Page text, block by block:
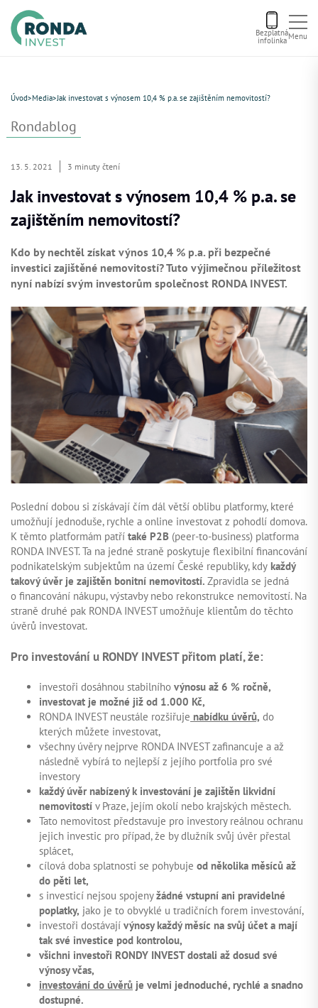
Letní bonus
Aktuální nabídka
O nás
Financování
Kontakt
ZAČÍT INVESTOVAT
PŘIHLÁSIT
Bezplatná
infolinka Menu
Úvod>Media>Jak investovat s výnosem 10,4 % p.a. se zajištěním nemovitostí?
Rondablog
13. 5. 2021 3 minuty čtení
Jak investovat s výnosem 10,4 % p.a. se
zajištěním nemovitostí?
Kdo by nechtěl získat výnos 10,4 % p.a. při bezpečné
investici zajištěné nemovitostí? Tuto výjimečnou příležitost
nyní nabízí svým investorům společnost RONDA INVEST.
Poslední dobou si získávají čím dál větší oblibu platformy, které
umožňují jednoduše, rychle a online investovat z pohodlí domova.
K těmto platformám patří také P2B (peer-to-business) platforma
RONDA INVEST. Ta na jedné straně poskytuje flexibilní financování
podnikatelským subjektům na území České republiky, kdy každý
takový úvěr je zajištěn bonitní nemovitostí. Zpravidla se jedná
o financování nákupu, výstavby nebo rekonstrukce nemovitostí. Na
straně druhé pak RONDA INVEST umožňuje klientům do těchto
úvěrů investovat.
Pro investování u RONDY INVEST přitom platí, že:
investoři dosáhnou stabilního výnosu až 6 % ročně,
investovat je možné již od 1.000 Kč,
RONDA INVEST neustále rozšiřuje nabídku úvěrů, do
kterých můžete investovat,
všechny úvěry nejprve RONDA INVEST zafinancuje a až
následně vybírá to nejlepší z jejího portfolia pro své
investory
každý úvěr nabízený k investování je zajištěn likvidní
nemovitostí v Praze, jejím okolí nebo krajských městech.
Tato nemovitost představuje pro investory reálnou ochranu
jejich investic pro případ, že by dlužník svůj úvěr přestal
splácet,
cílová doba splatnosti se pohybuje od několika měsíců až
do pěti let,
s investicí nejsou spojenyžádné vstupní ani pravidelné
poplatky, jako je to obvyklé u tradičních forem investování,
investoři dostávají výnosy každý měsíc na svůj účet a mají
tak své investice pod kontrolou,
všichni investoři RONDY INVEST dostali až dosud své
výnosy včas,
investování do úvěrů je velmi jednoduché, rychlé a snadno
dostupné.